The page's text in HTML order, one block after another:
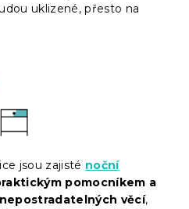
uklizené, přesto na
jsou zajisté noční
pomocníkem a
věcí,